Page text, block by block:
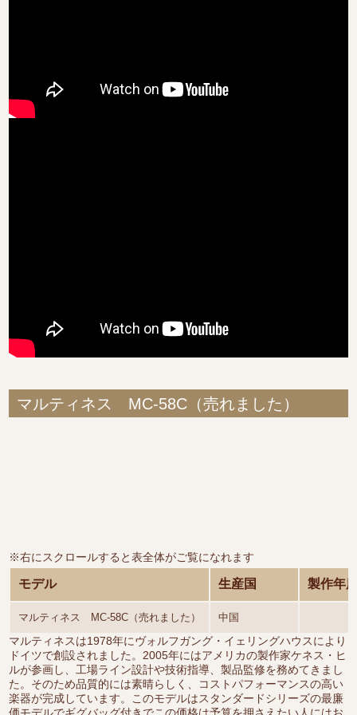
マルティネス MC-58C（売れました）
※右にスクロールすると表全体がご覧になれます
モデル 生産国 製作年
マルティネス MC-58C（売れました） 中国
マルティネスは1978年にヴォルフガング・イェリングハウスにより
ドイツで創設されました。2005年にはアメリカの製作家ケネス・ヒ
ルが参画し、工場ライン設計や技術指導、製品監修を務めてきまし
た。そのため品質的には素晴らしく、コストパフォーマンスの高い
楽器が完成しています。このモデルはスタンダードシリーズの最廉